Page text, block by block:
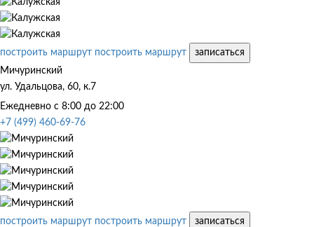
построить маршрут построить маршрут
записаться
Мичуринский
ул. Удальцова, 60, к.7
Ежедневно с 8:00 до 22:00
+7 (499) 460-69-76
построить маршрут построить маршрут
записаться